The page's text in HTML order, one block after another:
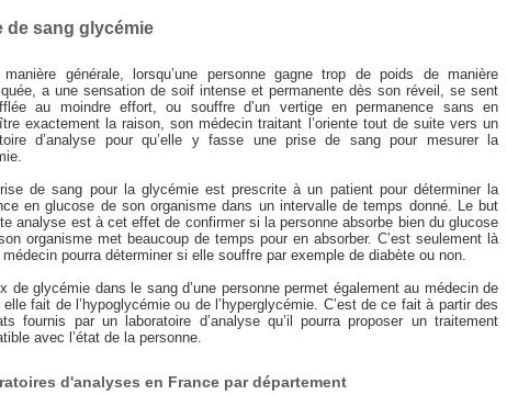
de sang glycémie
manière générale, lorsqu’une personne gagne trop de poids de manière
a une sensation de soif intense et permanente dès son réveil, se sent
au moindre effort, ou souffre d’un vertige en permanence sans en
exactement la raison, son médecin traitant l’oriente tout de suite vers un
d’analyse pour qu’elle y fasse une prise de sang pour mesurer la
de sang pour la glycémie est prescrite à un patient pour déterminer la
en glucose de son organisme dans un intervalle de temps donné. Le but
analyse est à cet effet de confirmer si la personne absorbe bien du glucose
organisme met beaucoup de temps pour en absorber. C’est seulement là
pourra déterminer si elle souffre par exemple de diabète ou non.
de glycémie dans le sang d’une personne permet également au médecin de
fait de l’hypoglycémie ou de l’hyperglycémie. C’est de ce fait à partir des
fournis par un laboratoire d’analyse qu’il pourra proposer un traitement
avec l’état de la personne.
d'analyses en France par département